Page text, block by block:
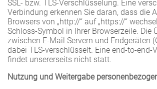
SSL- bzw. TLS-Verschlüsselung. Eine
Verbindung erkennen Sie daran, dass die
Browsers von „http://“ auf „https://“
Schloss-Symbol in Ihrer Browserzeile. Die
zwischen E-Mail Servern und Endgeräten
dabei TLS-verschlüsselt. Eine end-to-end-
findet unsererseits nicht statt.
Nutzung und Weitergabe